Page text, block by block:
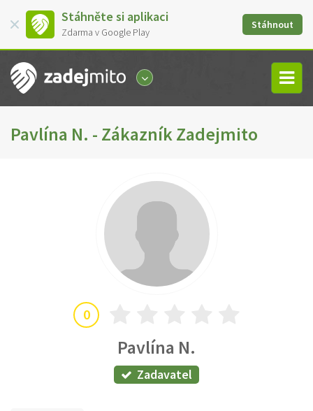
Stáhněte si aplikaci
Zdarma v Google Play
Stáhnout
Pavlína N. - Zákazník Zadejmito
0
Pavlína N.
Zadavatel